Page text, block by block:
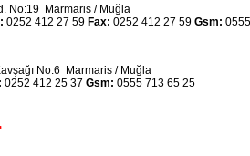
No:19 Marmaris / Muğla
0252 412 27 59 Fax: 0252 412 27 59 Gsm:
No:6 Marmaris / Muğla
0252 412 25 37 Gsm: 0555 713 65 25